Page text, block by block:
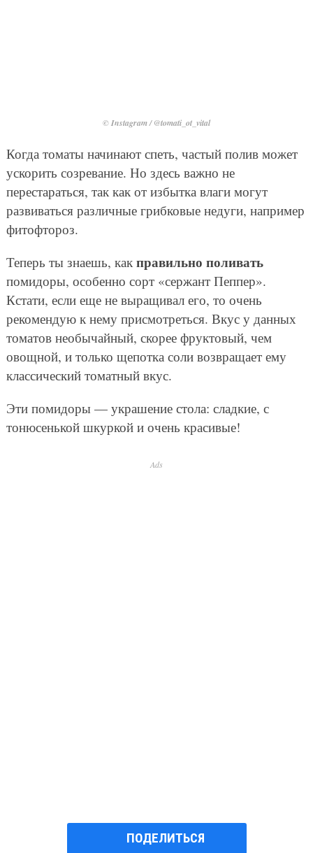
© Instagram / @tomati_ot_vital
Когда томаты начинают спеть, частый полив может
ускорить созревание. Но здесь важно не
перестараться, так как от избытка влаги могут
развиваться различные грибковые недуги, например
фитофтороз.
Теперь ты знаешь, как правильно поливать
помидоры, особенно сорт «сержант Пеппер».
Кстати, если еще не выращивал его, то очень
рекомендую к нему присмотреться. Вкус у данных
томатов необычайный, скорее фруктовый, чем
овощной, и только щепотка соли возвращает ему
классический томатный вкус.
Эти помидоры — украшение стола: сладкие, с
тонюсенькой шкуркой и очень красивые!
Ads
ПОДЕЛИТЬСЯ